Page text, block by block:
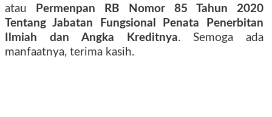
atau
Permenpan RB Nomor 85 Tahun 2020
Tentang Jabatan Fungsional Penata Penerbitan
Ilmiah dan Angka Kreditnya. Semoga ada
manfaatnya, terima kasih.